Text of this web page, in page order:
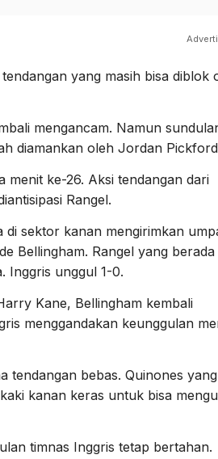
yang masih bisa diblok
mengancam. Namun
diamankan oleh Jordan
menit ke-26. Aksi tendangan dari
Rangel.
di sektor kanan mengirimkan
Bellingham. Rangel yang berada
Inggris unggul 1-0.
Kane, Bellingham kembali
menggandakan keunggulan
tendangan bebas. Quinones yang
kanan keras untuk bisa
timnas Inggris tetap bertahan.